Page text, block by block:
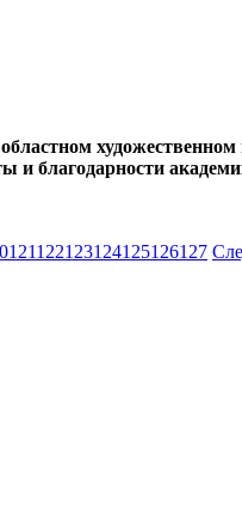
и благодарности
121122123124125126127